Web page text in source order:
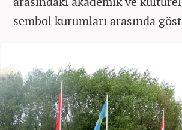
sembol kurumları arasında